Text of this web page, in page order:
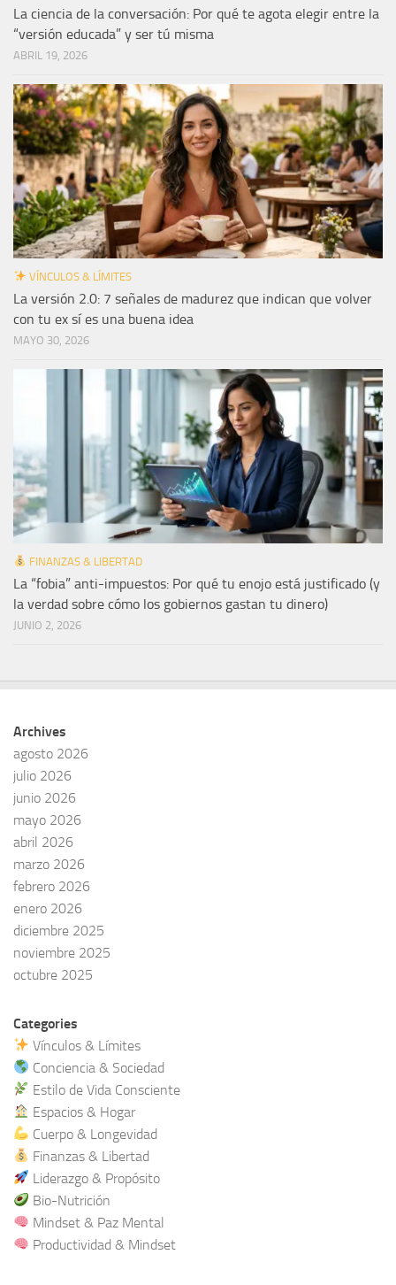
La ciencia de la conversación: Por qué te agota elegir entre la
“versión educada” y ser tú misma
ABRIL 19, 2026
VÍNCULOS & LÍMITES
La versión 2.0: 7 señales de madurez que indican que volver
con tu ex sí es una buena idea
MAYO 30, 2026
FINANZAS & LIBERTAD
La “fobia” anti-impuestos: Por qué tu enojo está justificado (y
la verdad sobre cómo los gobiernos gastan tu dinero)
JUNIO 2, 2026
Archives
agosto 2026
julio 2026
junio 2026
mayo 2026
abril 2026
marzo 2026
febrero 2026
enero 2026
diciembre 2025
noviembre 2025
octubre 2025
Categories
Vínculos & Límites
Conciencia & Sociedad
Estilo de Vida Consciente
Espacios & Hogar
Cuerpo & Longevidad
Finanzas & Libertad
Liderazgo & Propósito
Bio-Nutrición
Mindset & Paz Mental
Productividad & Mindset